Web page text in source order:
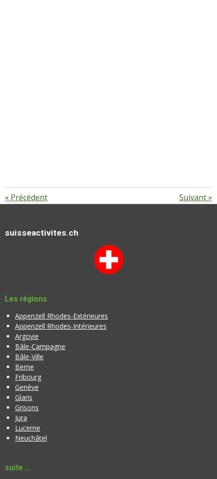
« Précédent Suivant»
suisseactivites.ch
Les régions
Appenzell Rhodes-Extérieures
Appenzell Rhodes-Intérieures
Argovie
Bâle-Campagne
Bâle-Ville
Berne
Fribourg
Genève
Glaris
Grisons
Jura
Lucerne
Neuchâtel
suite ...